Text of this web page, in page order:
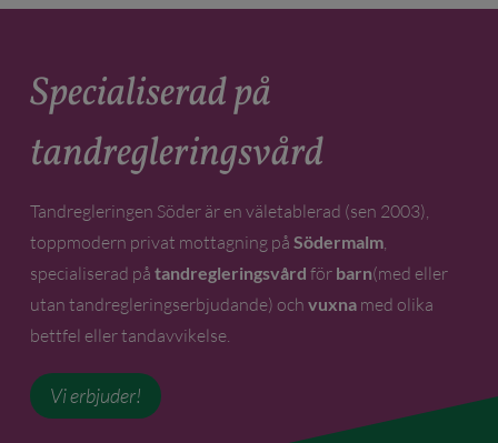
Specialiserad på
tandregleringsvård
Tandregleringen Söder är en väletablerad (sen 2003),
toppmodern privat mottagning på Södermalm,
specialiserad på tandregleringsvård för barn(med eller
utan tandregleringserbjudande) och vuxnamed olika
bettfel eller tandavvikelse.
Vi erbjuder!